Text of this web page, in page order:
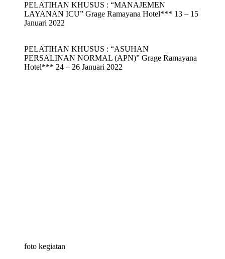
PELATIHAN KHUSUS : “MANAJEMEN
LAYANAN ICU” Grage Ramayana Hotel*** 13 – 15
Januari 2022
PELATIHAN KHUSUS : “ASUHAN
PERSALINAN NORMAL (APN)” Grage Ramayana
Hotel*** 24 – 26 Januari 2022
foto kegiatan